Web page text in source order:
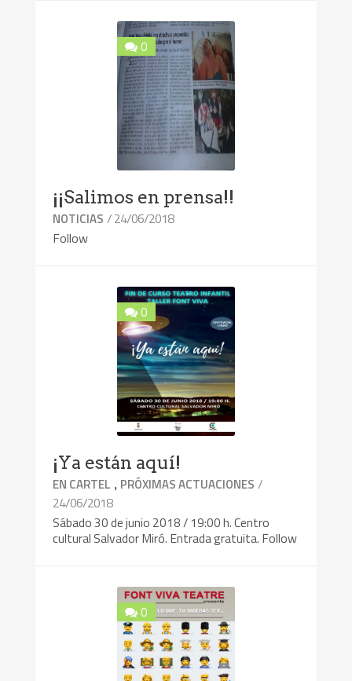
0
¡¡Salimos en prensa!!
NOTICIAS / 24/06/2018
Follow
0
¡Ya están aquí!
EN CARTEL , PRÓXIMAS ACTUACIONES /
24/06/2018
Sábado 30 de junio 2018 / 19:00 h. Centro
cultural Salvador Miró. Entrada gratuita. Follow
0